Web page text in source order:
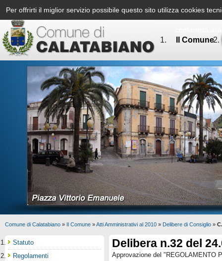
Per offrirti il miglior servizio possibile questo sito utilizza cookies
Il Comune
Comune di Calatabiano » Il Comune »Atti Amministrativi al 2010 » Delibere di Consiglio »
Delibera n.32 del
Approvazione del "REGOLAMENTO
Statuto
Regolamenti